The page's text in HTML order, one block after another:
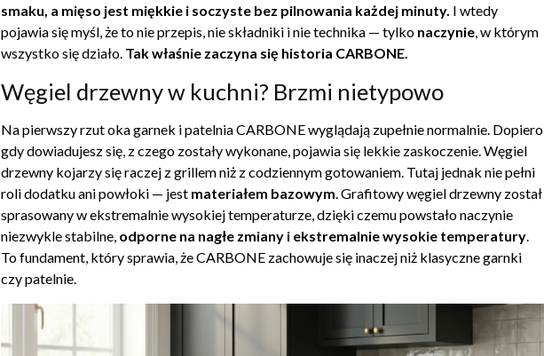
smaku, a mięso jest miękkie i soczyste bez pilnowania każdej minuty. I wtedy
pojawia się myśl, że to nie przepis, nie składniki i nie technika — tylko naczynie , w którym
wszystko się działo. Tak właśnie zaczyna się historia CARBONE.
Węgiel drzewny w kuchni? Brzmi nietypowo
Na pierwszy rzut oka garnek i patelnia CARBONE wyglądają zupełnie normalnie. Dopiero
gdy dowiadujesz się, z czego zostały wykonane, pojawia się lekkie zaskoczenie. Węgiel
drzewny kojarzy się raczej z grillem niż z codziennym gotowaniem. Tutaj jednak nie pełni
roli dodatku ani powłoki — jest materiałem bazowym . Grafitowy węgiel drzewny został
sprasowany w ekstremalnie wysokiej temperaturze, dzięki czemu powstało naczynie
niezwykle stabilne, odporne na nagłe zmiany i ekstremalnie wysokie temperatury
To fundament, który sprawia, że CARBONE zachowuje się inaczej niż klasyczne garnki
czy patelnie.